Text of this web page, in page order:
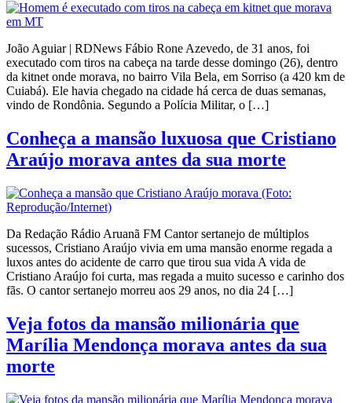
João Aguiar | RDNews Fábio Rone Azevedo, de 31 anos, foi
executado com tiros na cabeça na tarde desse domingo (26), dentro
da kitnet onde morava, no bairro Vila Bela, em Sorriso (a 420 km de
Cuiabá). Ele havia chegado na cidade há cerca de duas semanas,
vindo de Rondônia. Segundo a Polícia Militar, o […]
Conheça a mansão luxuosa que Cristiano
Araújo morava antes da sua morte
Da Redação Rádio Aruanã FM Cantor sertanejo de múltiplos
sucessos, Cristiano Araújo vivia em uma mansão enorme regada a
luxos antes do acidente de carro que tirou sua vida A vida de
Cristiano Araújo foi curta, mas regada a muito sucesso e carinho dos
fãs. O cantor sertanejo morreu aos 29 anos, no dia 24 […]
Veja fotos da mansão milionária que
Marília Mendonça morava antes da sua
morte